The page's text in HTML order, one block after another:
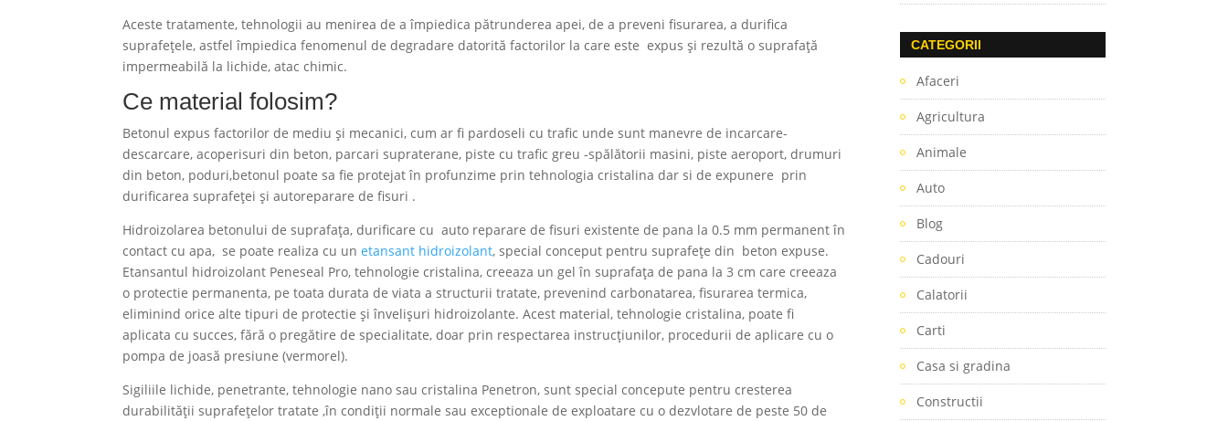
Aceste tratamente, tehnologii au menirea de a împiedica pătrunderea apei, de a preveni fisurarea, a durifica
suprafețele, astfel împiedica fenomenul de degradare datorită factorilor la care este expus și rezultă o suprafață
impermeabilă la lichide, atac chimic.
Ce material folosim?
Betonul expus factorilor de mediu și mecanici, cum ar fi pardoseli cu trafic unde sunt manevre de incarcare-
descarcare, acoperisuri din beton, parcari supraterane, piste cu trafic greu -spălătorii masini, piste aeroport, drumuri
din beton, poduri,betonul poate sa fie protejat în profunzime prin tehnologia cristalina dar si de expunere prin
durificarea suprafeței și autoreparare de fisuri .
Hidroizolarea betonului de suprafața, durificare cu auto reparare de fisuri existente de pana la 0.5 mm permanent în
contact cu apa, se poate realiza cu unetansant hidroizolant, special conceput pentru suprafețe din beton expuse.
Etansantul hidroizolant Peneseal Pro, tehnologie cristalina, creeaza un gel în suprafața de pana la 3 cm care creeaza
o protectie permanenta, pe toata durata de viata a structurii tratate, prevenind carbonatarea, fisurarea termica,
eliminind orice alte tipuri de protectie și învelișuri hidroizolante. Acest material, tehnologie cristalina, poate fi
aplicata cu succes, fără o pregătire de specialitate, doar prin respectarea instrucțiunilor, procedurii de aplicare cu o
pompa de joasă presiune (vermorel).
Sigiliile lichide, penetrante, tehnologie nano sau cristalina Penetron, sunt special concepute pentru cresterea
durabilității suprafețelor tratate ,în condiții normale sau exceptionale de exploatare cu o dezvlotare de peste 50 de
CATEGORII
Afaceri
Agricultura
Animale
Auto
Blog
Cadouri
Calatorii
Carti
Casa si gradina
Constructii